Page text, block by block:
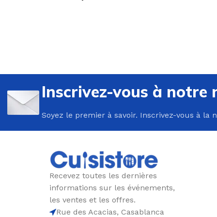
Inscrivez-vous à notre
Soyez le premier à savoir. Inscrivez-vous à la
Recevez toutes les dernières
informations sur les événements,
les ventes et les offres.
Rue des Acacias, Casablanca